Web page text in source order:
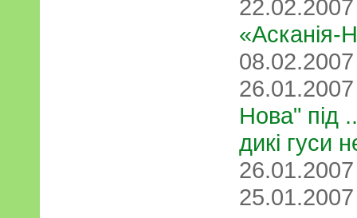
«Асканія-
Нова" під
дикі гуси